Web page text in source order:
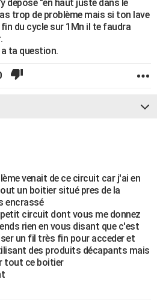
dépose "en haut juste dans le
trop de problème mais si ton lave
du cycle sur 1Mn il te faudra
ta question.
venait de ce circuit car j'ai en
un boitier situé pres de la
encrassé
circuit dont vous me donnez
rien en vous disant que c'est
un fil très fin pour acceder et
des produits décapants mais
tout ce boitier